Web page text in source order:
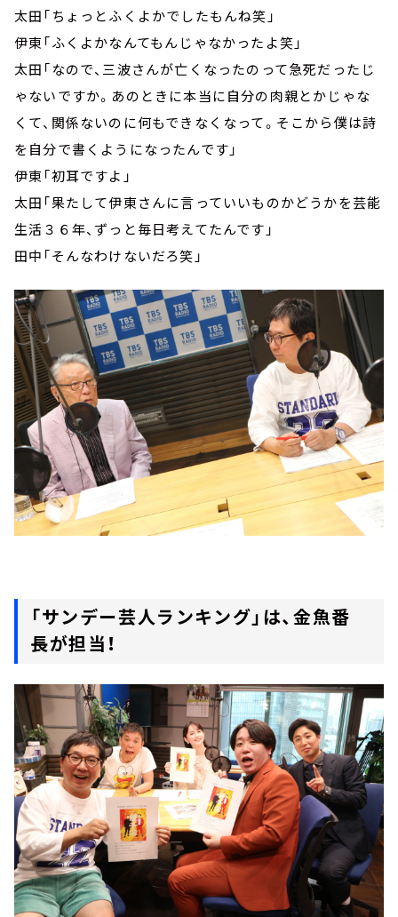
太田「ちょっとふくよかでしたもんね笑」
伊東「ふくよかなんてもんじゃなかったよ笑」
太田「なので、三波さんが亡くなったのって急死だったじ
ゃないですか。あのときに本当に自分の肉親とかじゃな
くて、関係ないのに何もできなくなって。そこから僕は詩
を自分で書くようになったんです」
伊東「初耳ですよ」
太田「果たして伊東さんに言っていいものかどうかを芸能
生活３６年、ずっと毎日考えてたんです」
田中「そんなわけないだろ笑」
「サンデー芸人ランキング」は、金魚番
長が担当！